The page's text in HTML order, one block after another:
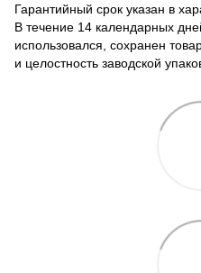
Гарантийный срок указан в
В течение 14 календарных
использовался, сохранен
и целостность заводской